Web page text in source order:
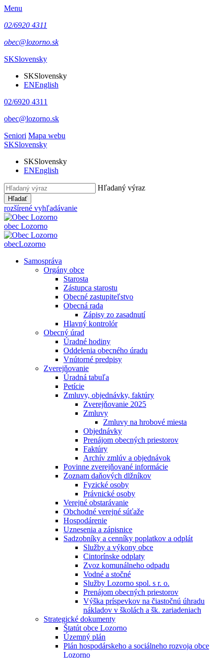
Menu
02/6920 4311
obec@lozorno.sk
SKSlovensky
SKSlovensky
ENEnglish
02/6920 4311
obec@lozorno.sk
Seniori Mapa webu
SKSlovensky
SKSlovensky
ENEnglish
Hľadaný výraz
Hľadať
rozšírené vyhľadávanie
obec Lozorno
obecLozorno
Samospráva
Orgány obce
Starosta
Zástupca starostu
Obecné zastupiteľstvo
Obecná rada
Zápisy zo zasadnutí
Hlavný kontrolór
Obecný úrad
Úradné hodiny
Oddelenia obecného úradu
Vnútorné predpisy
Zverejňovanie
Úradná tabuľa
Petície
Zmluvy, objednávky, faktúry
Zverejňovanie 2025
Zmluvy
Zmluvy na hrobové miesta
Objednávky
Prenájom obecných priestorov
Faktúry
Archív zmlúv a objednávok
Povinne zverejňované informácie
Zoznam daňových dlžníkov
Fyzické osoby
Právnické osoby
Verejné obstarávanie
Obchodné verejné súťaže
Hospodárenie
Uznesenia a zápisnice
Sadzobníky a cenníky poplatkov a odplát
Služby a výkony obce
Cintorínske odplaty
Zvoz komunálneho odpadu
Vodné a stočné
Služby Lozorno spol. s r. o.
Prenájom obecných priestorov
Výška príspevkov na čiastočnú úhradu
nákladov v školách a šk. zariadeniach
Strategické dokumenty
Štatút obce Lozorno
Územný plán
Plán hospodárskeho a sociálneho rozvoja obce
Lozorno